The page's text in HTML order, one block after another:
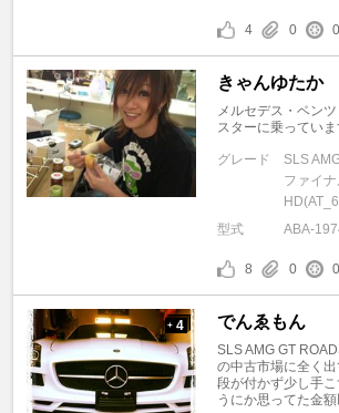
4 0 0
きゃんゆたか
メルセデス・ベン
スターに乗っていま
グレード
SLS
ファイ
型式
ABA-
8 0 0
+ 4 でんゑもん
SLS AMG GT
の中古市場に全く
段が付かず少し手
うにか思ってた金